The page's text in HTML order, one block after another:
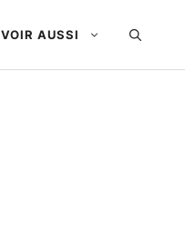
VOIR AUSSI